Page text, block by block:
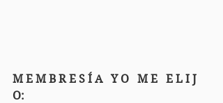
M E M B R E S Í A   Y O   M E   E L I J
O: